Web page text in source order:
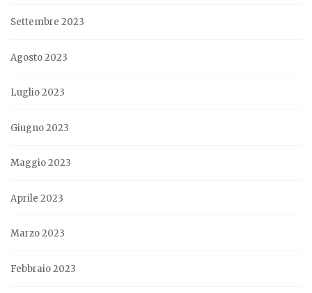
Settembre 2023
Agosto 2023
Luglio 2023
Giugno 2023
Maggio 2023
Aprile 2023
Marzo 2023
Febbraio 2023